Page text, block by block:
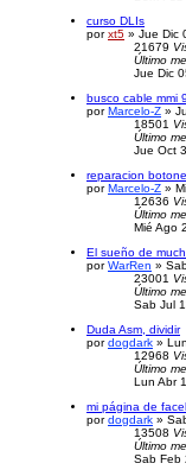
curso DLIs
porxt5 » Jue Dic
21679
Último
Jue Dic
busco cable mmi
porMarcelo-Z »
18501
Último
Jue Oct
reparacion
porMarcelo-Z »
12636
Último
Mié Ago
El sueño de
porWarRen »
23001
Último
Sab Jul
Duda Asm, dividir
pordogdark »
12968
Último
Lun Abr
mi página de
pordogdark »
13508
Último
Sab Feb